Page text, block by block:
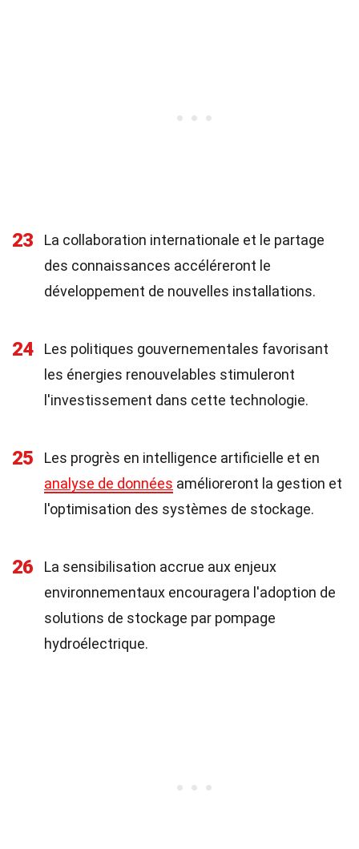
23
La collaboration internationale et le partage
des connaissances accéléreront le
développement de nouvelles installations.
24
Les politiques gouvernementales favorisant
les énergies renouvelables stimuleront
l'investissement dans cette technologie.
25
Les progrès en intelligence artificielle et en
analyse de données amélioreront la gestion et
l'optimisation des systèmes de stockage.
26
La sensibilisation accrue aux enjeux
environnementaux encouragera l'adoption de
solutions de stockage par pompage
hydroélectrique.